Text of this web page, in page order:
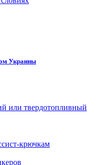
Украины
или твердотопливный
крючкам